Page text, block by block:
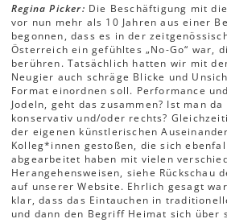
Regina Picker: Die Beschäftigung mit
vor nun mehr als 10 Jahren aus einer
begonnen, dass es in der
Österreich ein gefühltes „No-Go“ war,
berühren. Tatsächlich hatten wir mit
Neugier auch schräge Blicke und
Format einordnen soll. Performance
Jodeln, geht das zusammen? Ist man
konservativ und/oder rechts?
der eigenen künstlerischen
Kolleg*innen gestoßen, die sich
abgearbeitet haben mit vielen
Herangehensweisen, siehe Rückschau
auf unserer Website. Ehrlich gesagt
klar, dass das Eintauchen in
und dann den Begriff Heimat sich über